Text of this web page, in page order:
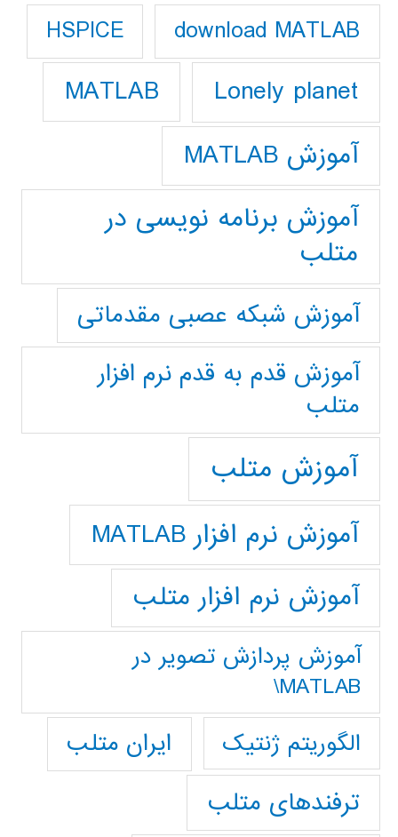
download MATLAB
HSPICE
Lonely planet
MATLAB
آموزش MATLAB
آموزش برنامه نویسی در
متلب
آموزش شبکه عصبی مقدماتی
آموزش قدم به قدم نرم افزار
متلب
آموزش متلب
آموزش نرم افزار MATLAB
آموزش نرم افزار متلب
آموزش پردازش تصوير در
MATLAB\
الگوریتم ژنتیک
ایران متلب
ترفندهای متلب